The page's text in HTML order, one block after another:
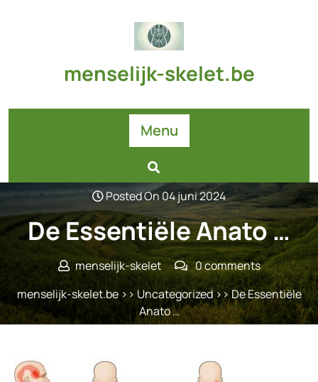
menselijk-skelet.be
Menu
Posted On 04 juni 2024
De Essentiële Anato …
menselijk-skelet
0 comments
menselijk-skelet.be>>Uncategorized>> De Essentiële
Anato …